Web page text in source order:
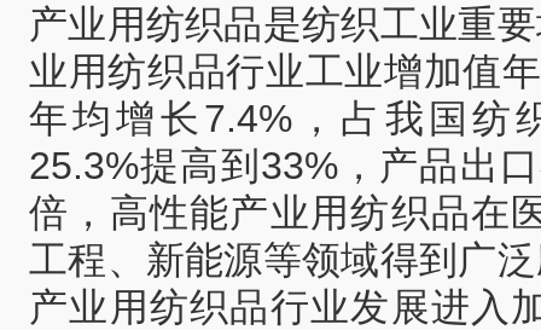
产业用纺织品是纺织工业重
业用纺织品行业工业增加值
年均增长7.4%，占我国纺
25.3%提高到33%，产品出
倍，高性能产业用纺织品在
工程、新能源等领域得到广
产业用纺织品行业发展进入